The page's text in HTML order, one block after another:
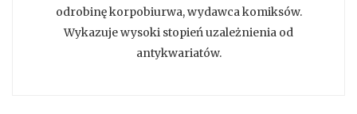
odrobinę korpobiurwa, wydawca komiksów.
Wykazuje wysoki stopień uzależnienia od
antykwariatów.